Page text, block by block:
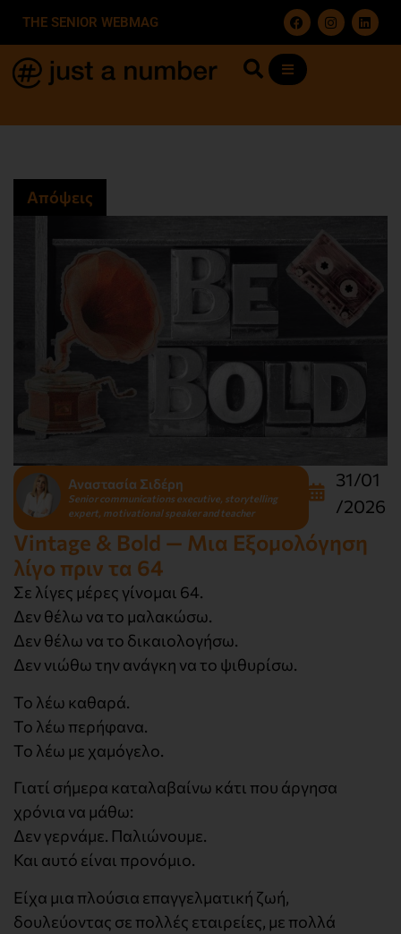
THE SENIOR WEBMAG
Απόψεις
Αναστασία Σιδέρη
Senior communications executive, storytelling
expert, motivational speaker and teacher
31/01
/2026
Vintage & Bold — Μια Εξομολόγηση
λίγο πριν τα 64
Σε λίγες μέρες γίνομαι 64.
Δεν θέλω να το μαλακώσω.
Δεν θέλω να το δικαιολογήσω.
Δεν νιώθω την ανάγκη να το ψιθυρίσω.
Το λέω καθαρά.
Το λέω περήφανα.
Το λέω με χαμόγελο.
Γιατί σήμερα καταλαβαίνω κάτι που άργησα
χρόνια να μάθω:
Δεν γερνάμε. Παλιώνουμε.
Και αυτό είναι προνόμιο.
Είχα μια πλούσια επαγγελματική ζωή,
δουλεύοντας σε πολλές εταιρείες, με πολλά